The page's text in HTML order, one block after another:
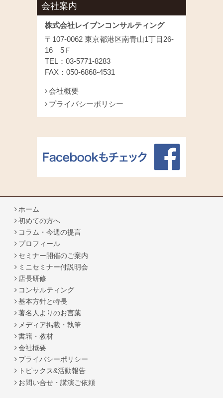
会社案内
株式会社レイブンコンサルティング
〒107-0062 東京都港区南青山1丁目26-
16 5Ｆ
TEL：03-5771-8283
FAX：050-6868-4531
会社概要
プライバシーポリシー
ホーム
初めての方へ
コラム・今週の提言
プロフィール
セミナー開催のご案内
ミニセミナー付説明会
店長研修
コンサルティング
基本方針と特長
著名人よりのお言葉
メディア掲載・執筆
書籍・教材
会社概要
プライバシーポリシー
トピックス&活動報告
お問い合せ・講演ご依頼